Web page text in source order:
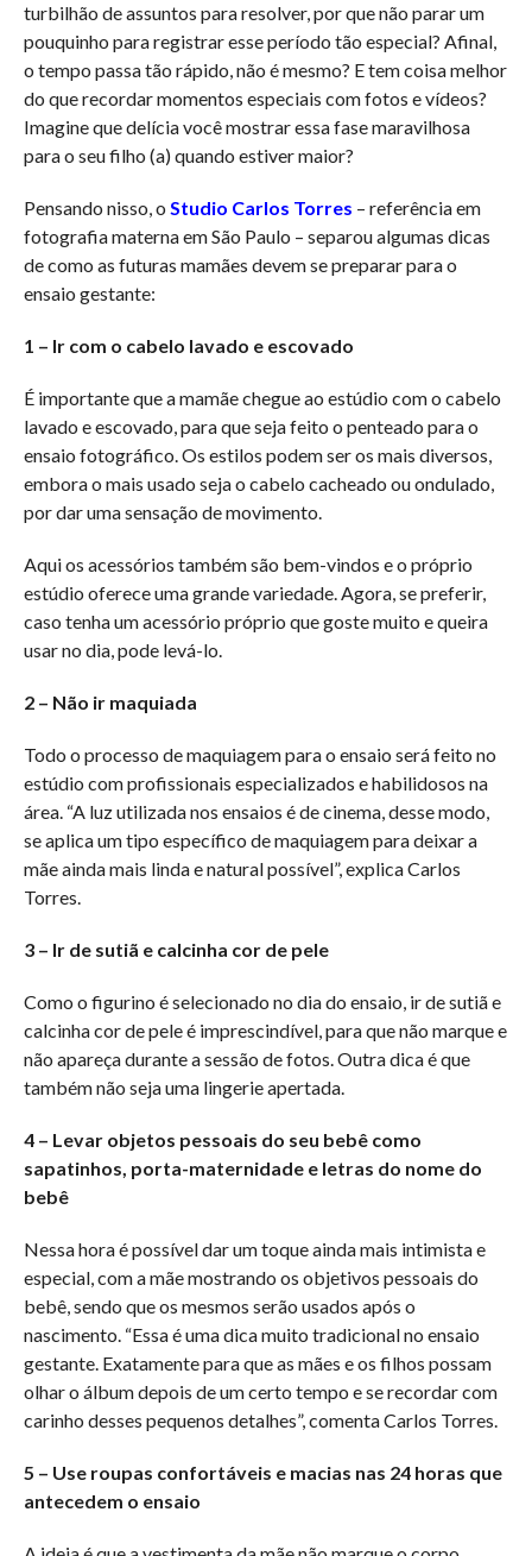
turbilhão de assuntos para resolver, por que não parar um
pouquinho para registrar esse período tão especial? Afinal,
o tempo passa tão rápido, não é mesmo? E tem coisa melhor
do que recordar momentos especiais com fotos e vídeos?
Imagine que delícia você mostrar essa fase maravilhosa
para o seu filho (a) quando estiver maior?
Pensando nisso, o Studio Carlos Torres – referência em
fotografia materna em São Paulo – separou algumas dicas
de como as futuras mamães devem se preparar para o
ensaio gestante:
1 – Ir com o cabelo lavado e escovado
É importante que a mamãe chegue ao estúdio com o cabelo
lavado e escovado, para que seja feito o penteado para o
ensaio fotográfico. Os estilos podem ser os mais diversos,
embora o mais usado seja o cabelo cacheado ou ondulado,
por dar uma sensação de movimento.
Aqui os acessórios também são bem-vindos e o próprio
estúdio oferece uma grande variedade. Agora, se preferir,
caso tenha um acessório próprio que goste muito e queira
usar no dia, pode levá-lo.
2 – Não ir maquiada
Todo o processo de maquiagem para o ensaio será feito no
estúdio com profissionais especializados e habilidosos na
área. “A luz utilizada nos ensaios é de cinema, desse modo,
se aplica um tipo específico de maquiagem para deixar a
mãe ainda mais linda e natural possível”, explica Carlos
Torres.
3 – Ir de sutiã e calcinha cor de pele
Como o figurino é selecionado no dia do ensaio, ir de sutiã e
calcinha cor de pele é imprescindível, para que não marque e
não apareça durante a sessão de fotos. Outra dica é que
também não seja uma lingerie apertada.
4 – Levar objetos pessoais do seu bebê como
sapatinhos, porta-maternidade e letras do nome do
bebê
Nessa hora é possível dar um toque ainda mais intimista e
especial, com a mãe mostrando os objetivos pessoais do
bebê, sendo que os mesmos serão usados após o
nascimento. “Essa é uma dica muito tradicional no ensaio
gestante. Exatamente para que as mães e os filhos possam
olhar o álbum depois de um certo tempo e se recordar com
carinho desses pequenos detalhes”, comenta Carlos Torres.
5 – Use roupas confortáveis e macias nas 24 horas que
antecedem o ensaio